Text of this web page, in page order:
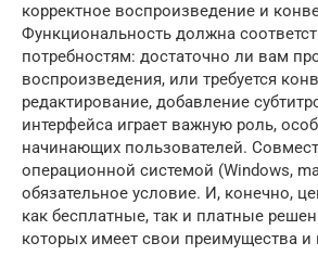
корректное воспроизведение и
Функциональность должна
потребностям: достаточно ли вам
воспроизведения, или требуется
редактирование, добавление
интерфейса играет важную роль,
начинающих пользователей.
операционной системой (Windows,
обязательное условие. И, конечно,
как бесплатные, так и платные
которых имеет свои преимущества и